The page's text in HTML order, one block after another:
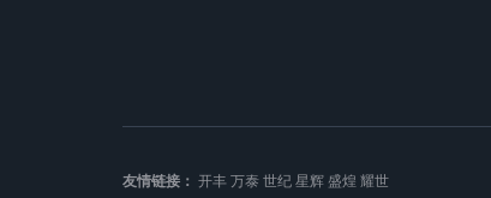
友情链接： 开丰 万泰 世纪 星辉 盛煌 耀世